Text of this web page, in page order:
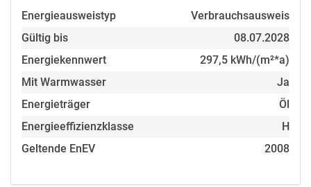
Fußbodenheizung
Öl-Zentralheizung
Kachelofen
Garage
Lage
Energieausweistyp
Verbrauchsausweis
Gültig bis
08.07.2028
Energiekennwert
297,5 kWh/(m²*a)
Mit Warmwasser
Ja
Energieträger
Öl
Energieeffizienzklasse
H
Geltende EnEV
2008